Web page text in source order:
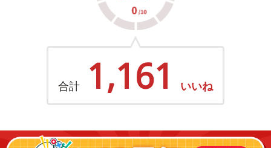
合計 1,161 いいね